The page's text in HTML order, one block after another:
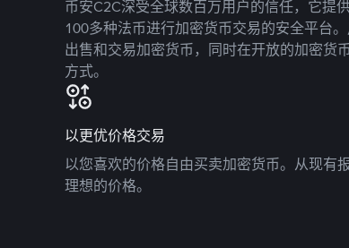
币安C2C深受全球数百万用户的信任，它提
100多种法币进行加密货币交易的安全平台
出售和交易加密货币，同时在开放的加密货
方式。
以更优价格交易
以您喜欢的价格自由买卖加密货币。从现有
理想的价格。